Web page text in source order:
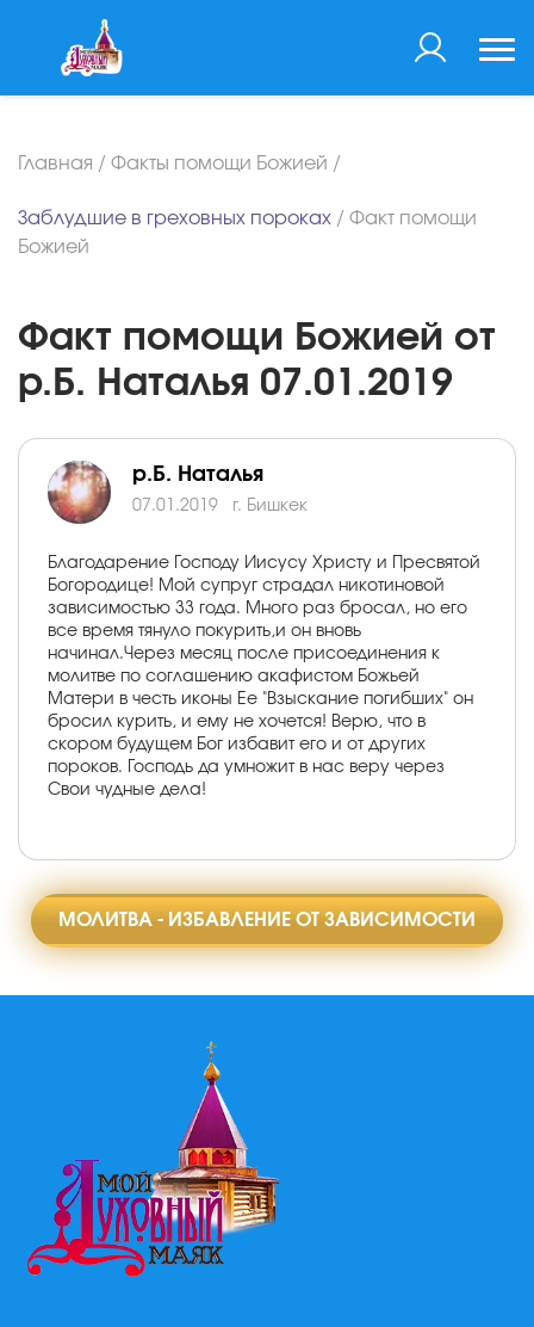
Главная / Факты помощи Божией /
Заблудшие в греховных пороках / Факт помощи
Божией
Факт помощи Божией от
р.Б. Наталья 07.01.2019
р.Б. Наталья
07.01.2019 г. Бишкек
Благодарение Господу Иисусу Христу и Пресвятой
Богородице! Мой супруг страдал никотиновой
зависимостью 33 года. Много раз бросал, но его
все время тянуло покурить,и он вновь
начинал.Через месяц после присоединения к
молитве по соглашению акафистом Божьей
Матери в честь иконы Ее "Взыскание погибших" он
бросил курить, и ему не хочется! Верю, что в
скором будущем Бог избавит его и от других
пороков. Господь да умножит в нас веру через
Свои чудные дела!
МОЛИТВА - ИЗБАВЛЕНИЕ ОТ ЗАВИСИМОСТИ